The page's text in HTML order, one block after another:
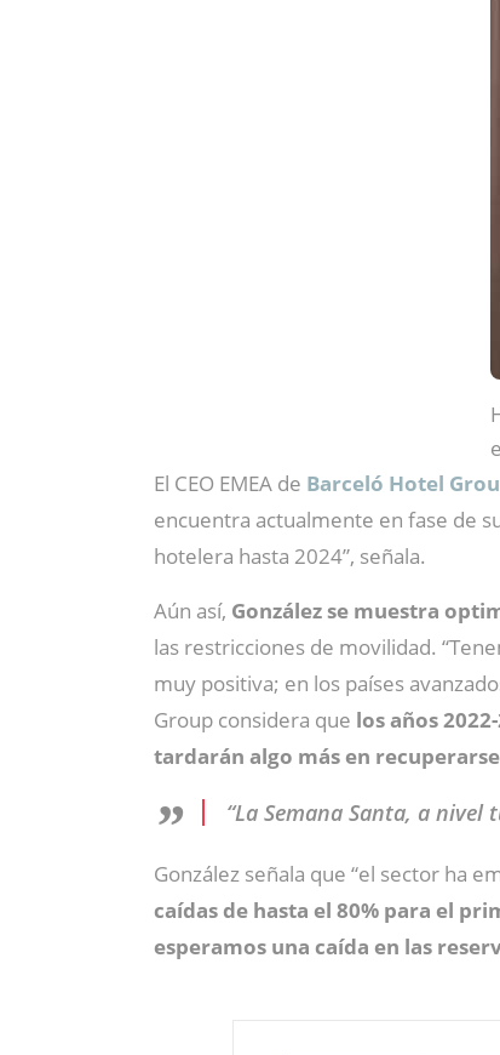
El CEO EMEA de Barceló Hotel
encuentra actualmente en fase de
hotelera hasta 2024”, señala.
Aún así, González se muestra
las restricciones de movilidad.
muy positiva; en los países
Group considera que los años
tardarán algo más en
“La Semana Santa, a
González señala que “el sector ha
caídas de hasta el 80% para el
esperamos una caída en las